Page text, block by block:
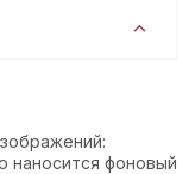
наносится фоновый